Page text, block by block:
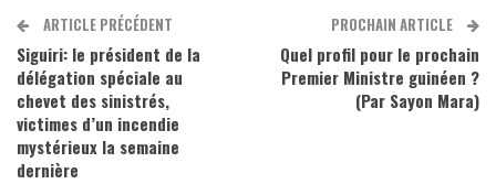
ARTICLE PRÉCÉDENT
Siguiri: le président de la
délégation spéciale au
chevet des sinistrés,
victimes d’un incendie
mystérieux la semaine
dernière
PROCHAIN ARTICLE
Quel profil pour le prochain
Premier Ministre guinéen ?
(Par Sayon Mara)